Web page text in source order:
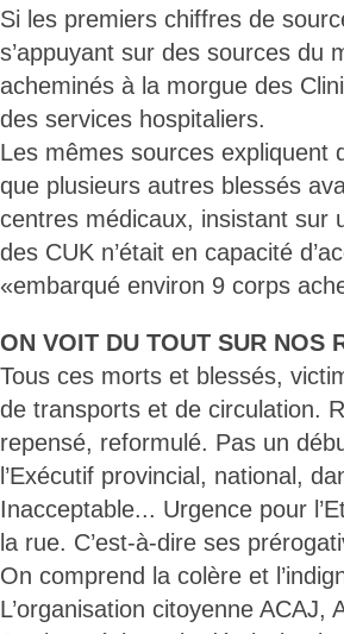
Si les premiers chiffres de
s’appuyant sur des sources du
acheminés à la morgue des
des services hospitaliers.
Les mêmes sources expliquent
que plusieurs autres blessés
centres médicaux, insistant sur
des CUK n’était en capacité
«embarqué environ 9 corps
ON VOIT DU TOUT SUR NOS
Tous ces morts et blessés,
de transports et de circulation.
repensé, reformulé. Pas un
l’Exécutif provincial, national,
Inacceptable... Urgence pour
la rue. C’est-à-dire ses
On comprend la colère et
L’organisation citoyenne ACAJ,